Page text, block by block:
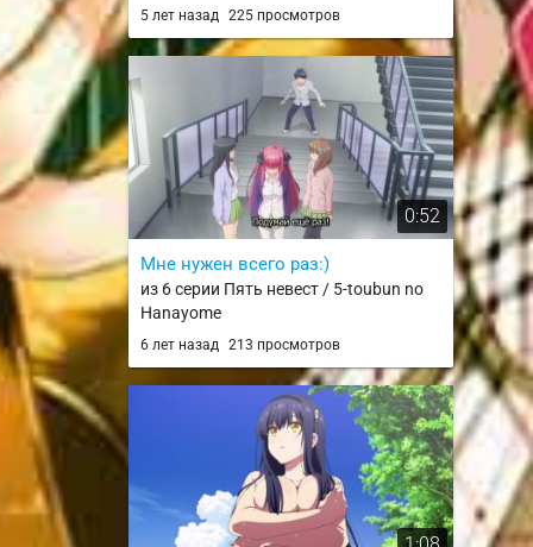
5 лет назад 225 просмотров
0:52
Мне нужен всего раз:)
из 6 серии Пять невест / 5-toubun no
Hanayome
6 лет назад 213 просмотров